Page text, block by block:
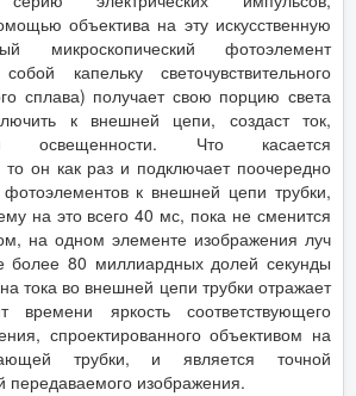
объектива на эту искусственную
микроскопический фотоэлемент
капельку светочувствительного
сплава) получает свою порцию света
к внешней цепи, создаст ток,
освещенности. Что касается
то он как раз и подключает поочередно
к внешней цепи трубки,
на это всего 40 мс, пока не сменится
на одном элементе изображения луч
более 80 миллиардных долей секунды
тока во внешней цепи трубки отражает
яркость соответствующего
спроектированного объективом на
трубки, и является точной
передаваемого изображения.